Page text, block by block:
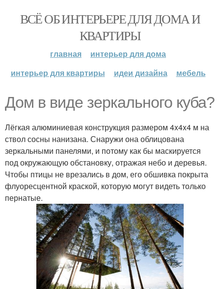
ВСЁ ОБ ИНТЕРЬЕРЕ ДЛЯ ДОМА И
КВАРТИРЫ
главная
интерьер для дома
интерьер для квартиры
идеи дизайна мебель
Дом в виде зеркального куба?
Лёгкая алюминиевая конструкция размером 4x4x4 м на
ствол сосны нанизана. Снаружи она облицована
зеркальными панелями, и потому как бы маскируется
под окружающую обстановку, отражая небо и деревья.
Чтобы птицы не врезались в дом, его обшивка покрыта
флуоресцентной краской, которую могут видеть только
пернатые.